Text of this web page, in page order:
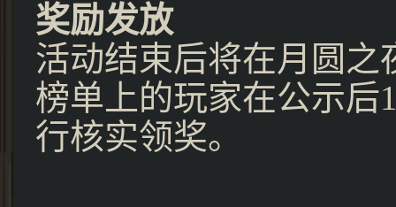
奖励发放
活动结束后将在月圆
榜单上的玩家在公示后
行核实领奖。